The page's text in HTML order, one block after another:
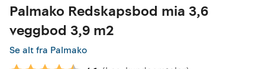
Palmako Redskapsbod mia 3,6
veggbod 3,9 m2
Se alt fra Palmako